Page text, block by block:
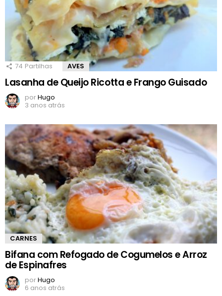
74 Partilhas AVES
Lasanha de Queijo Ricotta e Frango Guisado
porHugo
3 anos atrás
CARNES
Bifana com Refogado de Cogumelos e Arroz
de Espinafres
porHugo
6 anos atrás